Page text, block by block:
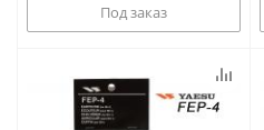
Под заказ